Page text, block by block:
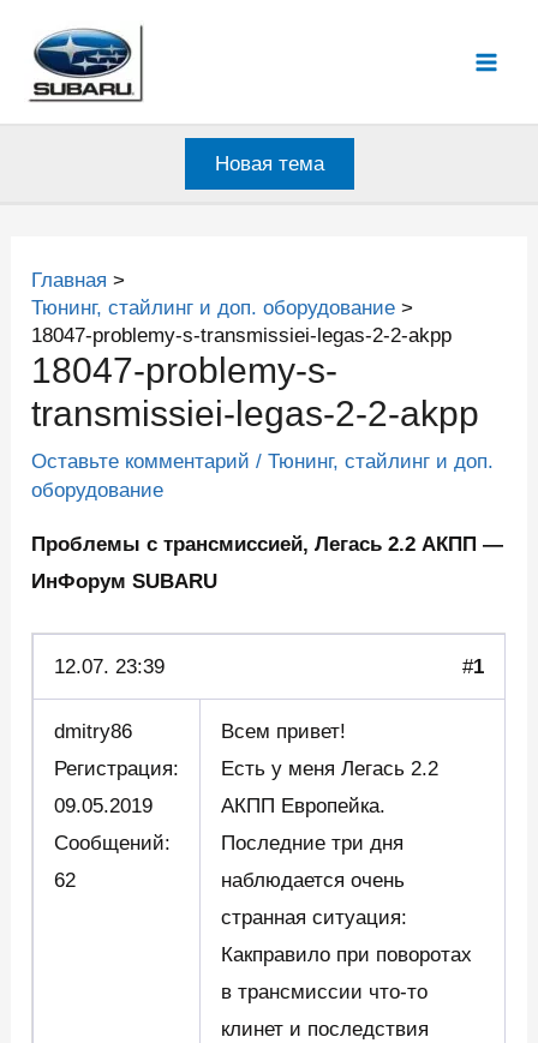
содержимому
Новая тема
Главная
Тюнинг, стайлинг и доп. оборудование
18047-problemy-s-transmissiei-legas-2-2-akpp
18047-problemy-s-
transmissiei-legas-2-2-akpp
Оставьте комментарий /Тюнинг, стайлинг и доп.
оборудование
Проблемы с трансмиссией, Легась 2.2 АКПП —
ИнФорум SUBARU
12.07. 23:39 #1
dmitry86
Регистрация:
09.05.2019
Сообщений:
62
Всем привет!
Есть у меня Легась 2.2
АКПП Европейка.
Последние три дня
наблюдается очень
странная ситуация:
Какправило при поворотах
в трансмиссии что-то
клинет и последствия